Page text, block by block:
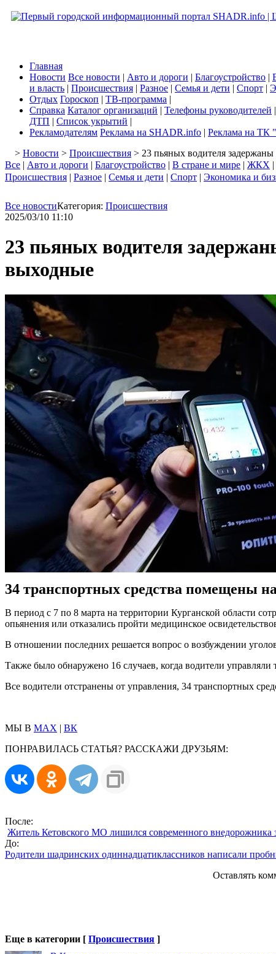
Главная
Новости Все новости | Авто и дороги | Благоустройство |
и власть | Происшествия | Разное | Семья и дети | Спорт |
Отдых Гороскоп | ТВ-программа |
Справка Каталог организаций | Телефоны руководителей |
ДТП | Список укрытий |
Рекламодателям Реклама на SHADR.info | Реклама на ТК
> Новости > Происшествия > 23 пьяных водителя
Все | Авто и дороги | Благоустройство | В стране и мире | ЖКХ |
Происшествия | Разное | Семья и дети | Спорт | Экономика и
Все новостиКатегория: Происшествия
2025/03/10 11:10
23 пьяных водителя
выходные
34 транспортных средства помещены
В период с 7 по 8 марта на территории Курганской области
опьянения или отказались пройти медицинское
В отношении последних решается вопрос о возбуждении
Также было обнаружено 16 случаев, когда водители
Все водители отстранены от управления, 34 транспортных
МЫ В MAX | ВК
ПОНРАВИЛАСЬ СТАТЬЯ? РАССКАЖИ ДРУЗЬЯМ:
После:
Житель Кетовского МО лишился современного внедорожника
До:
Родители шадринских одиннадцатиклассников написали
Оставлять
Еще в категории [ Происшествия ]